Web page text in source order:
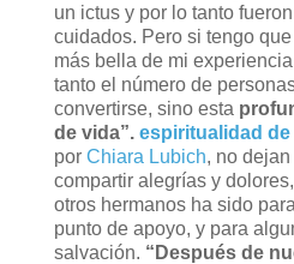
un ictus y por lo tanto
cuidados. Pero si tengo
más bella de mi
tanto el número de
convertirse, sino esta
de vida”. espiritualidad
por Chiara Lubich, no
compartir alegrías y
otros hermanos ha sido
punto de apoyo, y para
salvación. “Después de